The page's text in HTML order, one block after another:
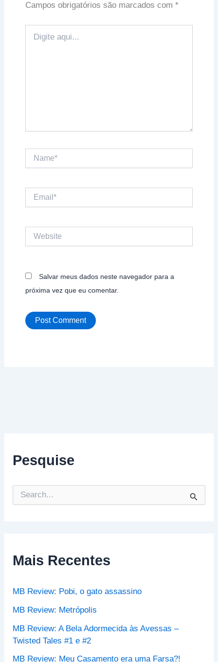
Pesquise
e
s
a
o
:
Mais Recentes
MB Review: Pobi, o gato assassino
MB Review: Metrópolis
MB Review: A Bela Adormecida às Avessas –
Twisted Tales #1 e #2
MB Review: Meu Casamento era uma Farsa?!
Campos obrigatórios são marcados com *
aqui...
Name*
Salvar meus dados neste navegador para a
próxima vez que eu comentar.